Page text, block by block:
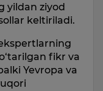
yildan ziyod
keltiriladi.
fikr va
Yevropa va